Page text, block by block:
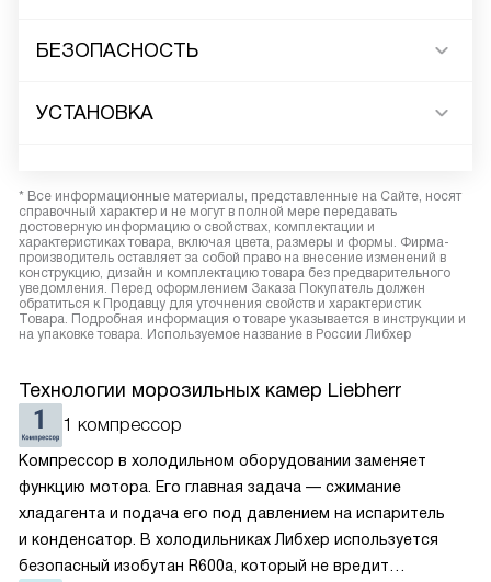
БЕЗОПАСНОСТЬ
УСТАНОВКА
* Все информационные материалы, представленные на Сайте, носят
справочный характер и не могут в полной мере передавать
достоверную информацию о свойствах, комплектации и
характеристиках товара, включая цвета, размеры и формы. Фирма-
производитель оставляет за собой право на внесение изменений в
конструкцию, дизайн и комплектацию товара без предварительного
уведомления. Перед оформлением Заказа Покупатель должен
обратиться к Продавцу для уточнения свойств и характеристик
Товара. Подробная информация о товаре указывается в инструкции и
на упаковке товара. Используемое название в России Либхер
Технологии морозильных камер Liebherr
1 компрессор
Компрессор в холодильном оборудовании заменяет
функцию мотора. Его главная задача — сжимание
хладагента и подача его под давлением на испаритель
и конденсатор. В холодильниках Либхер используется
безопасный изобутан R600a, который не вредит